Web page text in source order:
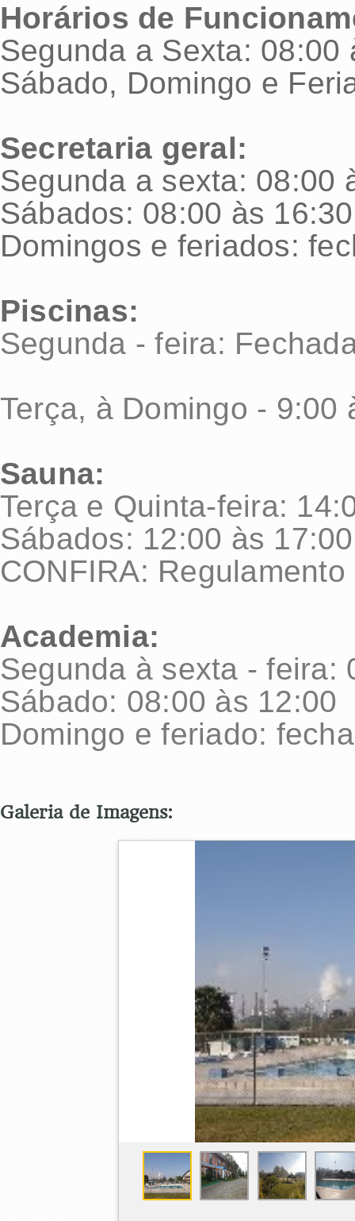
Horários de
Segunda a Sexta: 08:00
Sábado, Domingo e
Secretaria geral:
Segunda a sexta: 08:00
Sábados: 08:00 às 16:30
Domingos e feriados:
Piscinas:
Segunda - feira:
Terça, à Domingo - 9:00
Sauna:
Terça e Quinta-feira:
Sábados: 12:00 às 17:00
CONFIRA:
Academia:
Segunda à sexta - feira:
Sábado: 08:00 às 12:00
Domingo e feriado:
Galeria de Imagens: